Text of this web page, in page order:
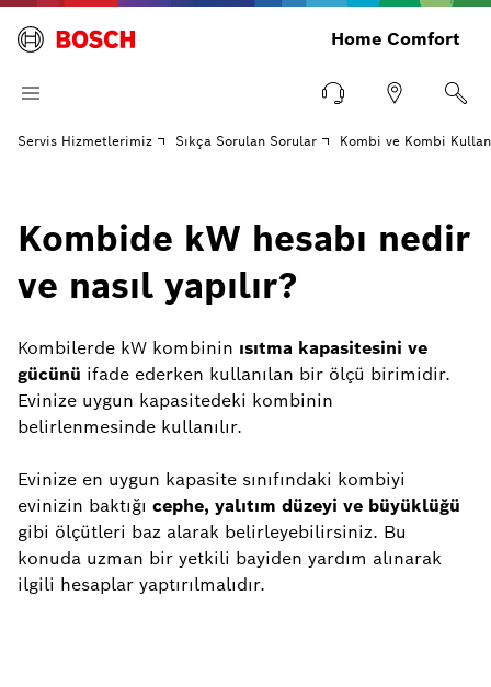
Home Comfort
Servis Hizmetlerimiz Sıkça Sorulan Sorular Kombi ve Kombi
Kombide kW hesabı nedir
ve nasıl yapılır?
Kombilerde kW kombinin ısıtma kapasitesini ve
gücünü ifade ederken kullanılan bir ölçü birimidir.
Evinize uygun kapasitedeki kombinin
belirlenmesinde kullanılır.
Evinize en uygun kapasite sınıfındaki kombiyi
evinizin baktığı cephe, yalıtım düzeyi ve büyüklüğü
gibi ölçütleri baz alarak belirleyebilirsiniz. Bu
konuda uzman bir yetkili bayiden yardım alınarak
ilgili hesaplar yaptırılmalıdır.